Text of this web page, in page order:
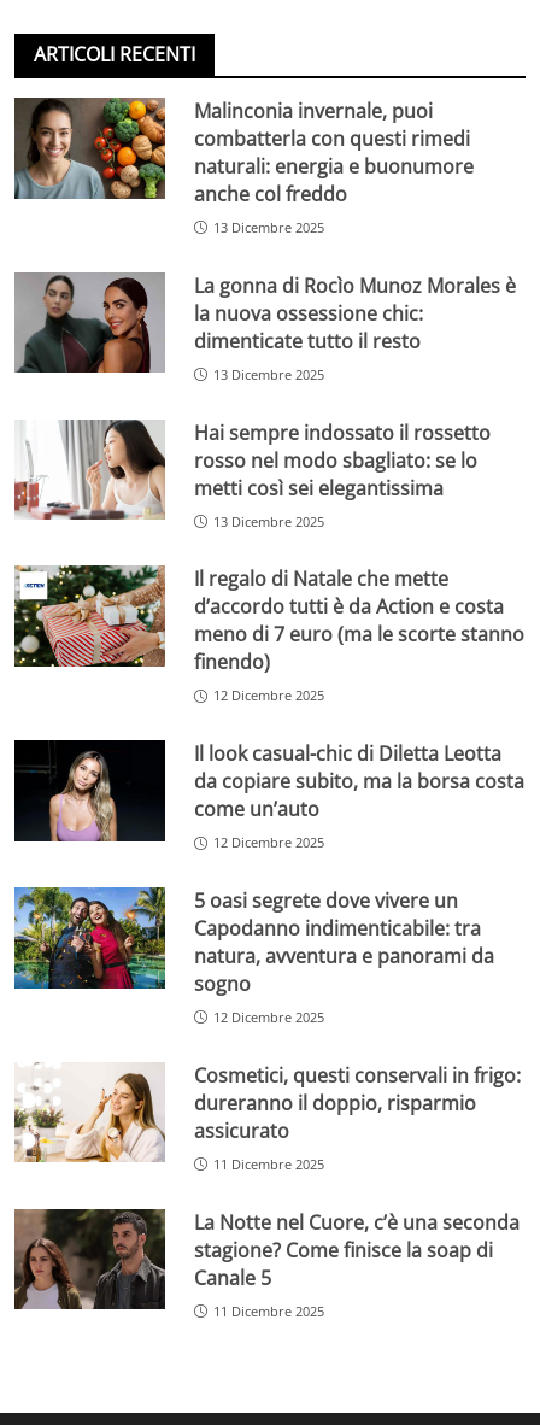
ARTICOLI RECENTI
Malinconia invernale, puoi
combatterla con questi rimedi
naturali: energia e buonumore
anche col freddo
13 Dicembre 2025
La gonna di Rocìo Munoz Morales è
la nuova ossessione chic:
dimenticate tutto il resto
13 Dicembre 2025
Hai sempre indossato il rossetto
rosso nel modo sbagliato: se lo
metti così sei elegantissima
13 Dicembre 2025
Il regalo di Natale che mette
d’accordo tutti è da Action e costa
meno di 7 euro (ma le scorte stanno
finendo)
12 Dicembre 2025
Il look casual-chic di Diletta Leotta
da copiare subito, ma la borsa costa
come un’auto
12 Dicembre 2025
5 oasi segrete dove vivere un
Capodanno indimenticabile: tra
natura, avventura e panorami da
sogno
12 Dicembre 2025
Cosmetici, questi conservali in frigo:
dureranno il doppio, risparmio
assicurato
11 Dicembre 2025
La Notte nel Cuore, c’è una seconda
stagione? Come finisce la soap di
Canale 5
11 Dicembre 2025